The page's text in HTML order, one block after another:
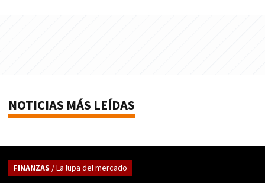
NOTICIAS MÁS LEÍDAS
FINANZAS / La lupa del mercado